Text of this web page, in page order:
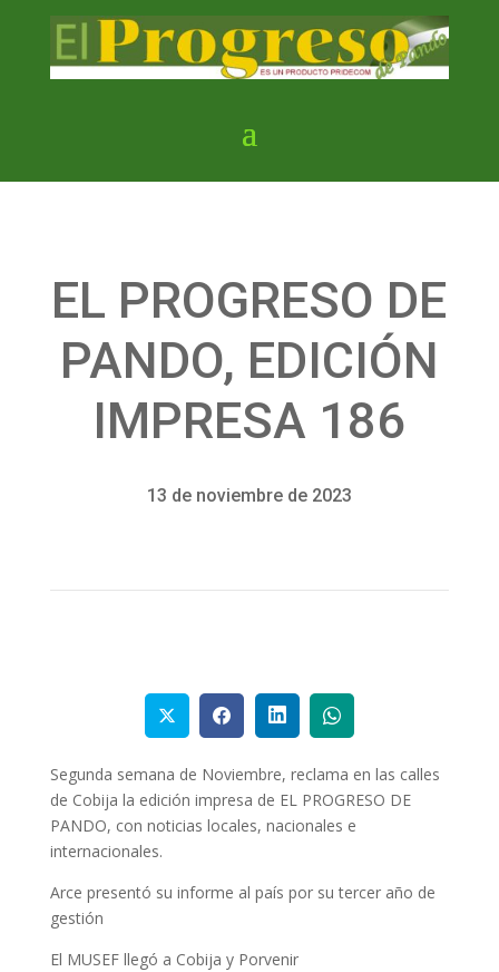
EL PROGRESO DE
PANDO, EDICIÓN
IMPRESA 186
13 de noviembre de 2023
Segunda semana de Noviembre, reclama en las calles
de Cobija la edición impresa de EL PROGRESO DE
PANDO, con noticias locales, nacionales e
internacionales.
Arce presentó su informe al país por su tercer año de
gestión
El MUSEF llegó a Cobija y Porvenir